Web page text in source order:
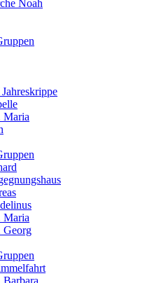
Noah
Maria
Maria
Georg